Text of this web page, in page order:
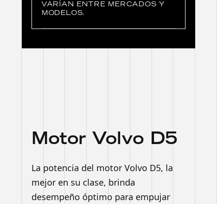
VARÍAN ENTRE MERCADOS Y
MODELOS.
Motor Volvo D5
La potencia del motor Volvo D5, la
mejor en su clase, brinda
desempeño óptimo para empujar